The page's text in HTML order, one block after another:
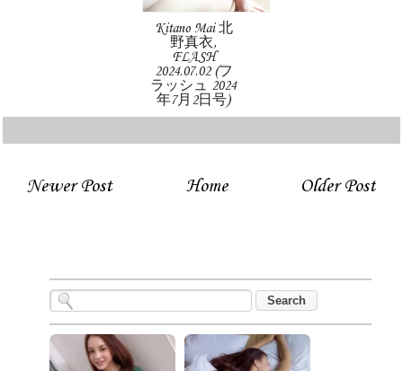
Kitano Mai 北
野真衣,
FLASH
2024.07.02 (フ
ラッシュ 2024
年7月2日号)
Newer Post Older Post
Home